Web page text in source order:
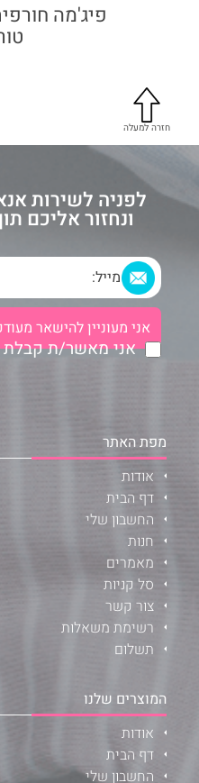
פיג'מה
חזרה למעלה
לפניה לשירות
ונחזור אליכם
אני מאשר/ת קבלת
מפת האתר
אודות
דף הבית
החשבון שלי
חנות
מאמרים
סל קניות
צור קשר
רשימת משאלות
תשלום
המוצרים שלנו
אודות
דף הבית
החשבון שלי